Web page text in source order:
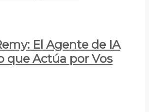
El Agente de IA
que Actúa por Vos